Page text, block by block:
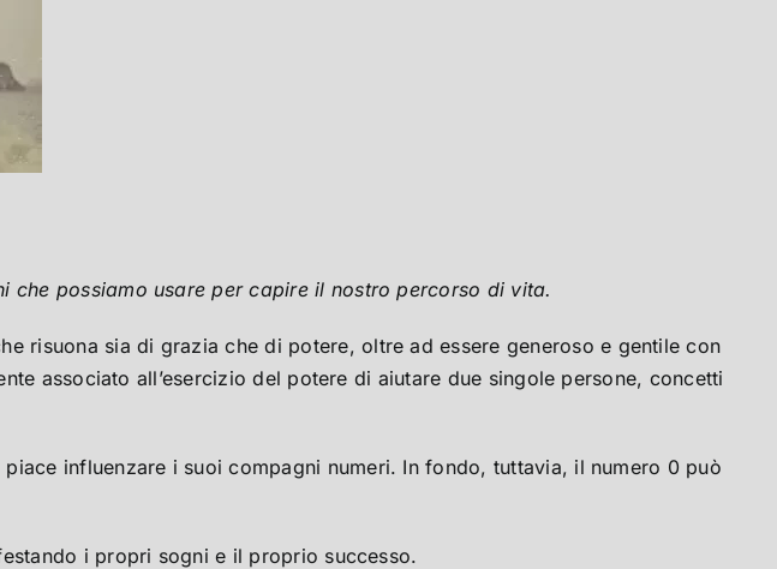
che possiamo usare per capire il nostro percorso di vita.
risuona sia di grazia che di potere, oltre ad essere generoso e gentile con
associato all’esercizio del potere di aiutare due singole persone, concetti
influenzare i suoi compagni numeri. In fondo, tuttavia, il numero 0 può
i propri sogni e il proprio successo.